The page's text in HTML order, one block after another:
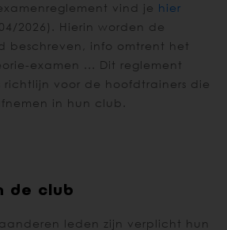
vind je hier
2026). Hierin worden de
beschreven, info omtrent het
examen ... Dit reglement
richtlijn voor de hoofdtrainers die
in hun club.
de club
leden zijn verplicht hun